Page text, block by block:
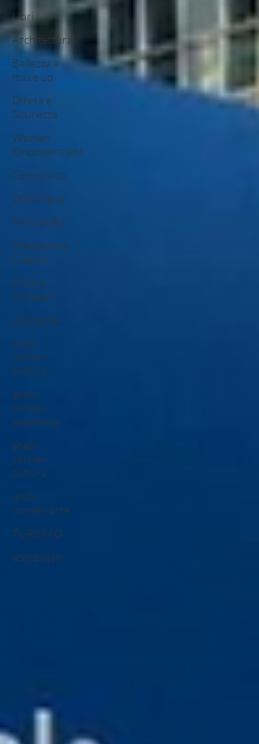
Libri
Architettura
Bellezza e
make up
Difesa e
Sicurezza
Women
Empowerment
Geopolitica
Diplomazia
Patrizia Boi
Maddalena
Celano
Chiara
Cavalieri
Ambiente
arab-
corner-
politica
arab-
corner-
economia
arab-
corner-
cultura
arab-
corner-arte
TURISMO
azerbaijan